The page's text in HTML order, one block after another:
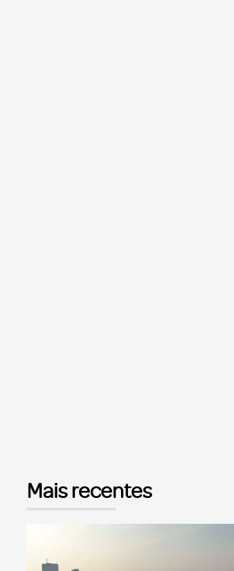
Mais recentes